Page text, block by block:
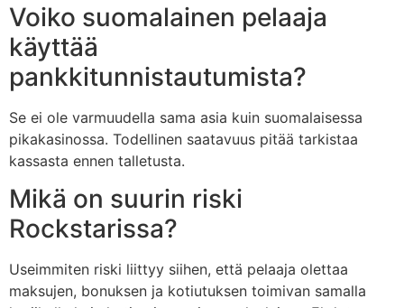
Voiko suomalainen pelaaja
käyttää
pankkitunnistautumista?
Se ei ole varmuudella sama asia kuin suomalaisessa
pikakasinossa. Todellinen saatavuus pitää tarkistaa
kassasta ennen talletusta.
Mikä on suurin riski
Rockstarissa?
Useimmiten riski liittyy siihen, että pelaaja olettaa
maksujen, bonuksen ja kotiutuksen toimivan samalla